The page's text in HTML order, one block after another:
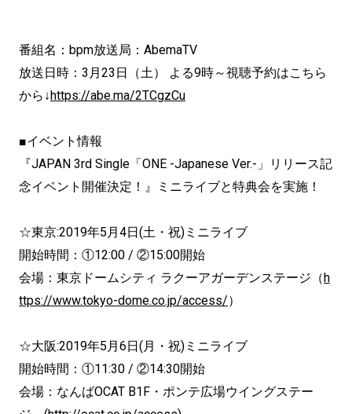
番組名：bpm放送局：AbemaTV
放送日時：3月23日（土） よる9時～視聴予約はこちら
から↓https://abe.ma/2TCgzCu
■イベント情報
『JAPAN 3rd Single「ONE -Japanese Ver.-」リリース記
念イベント開催決定！』ミニライブと特典会を実施！
☆東京:2019年5月4日(土・祝)ミニライブ
開始時間：①12:00 / ②15:00開始
会場：東京ドームシティ ラクーアガーデンステージ（h
ttps://www.tokyo-dome.co.jp/access/）
☆大阪:2019年5月6日(月・祝)ミニライブ
開始時間：①11:30 / ②14:30開始
会場：なんばOCAT B1F・ポンテ広場ウイングステー